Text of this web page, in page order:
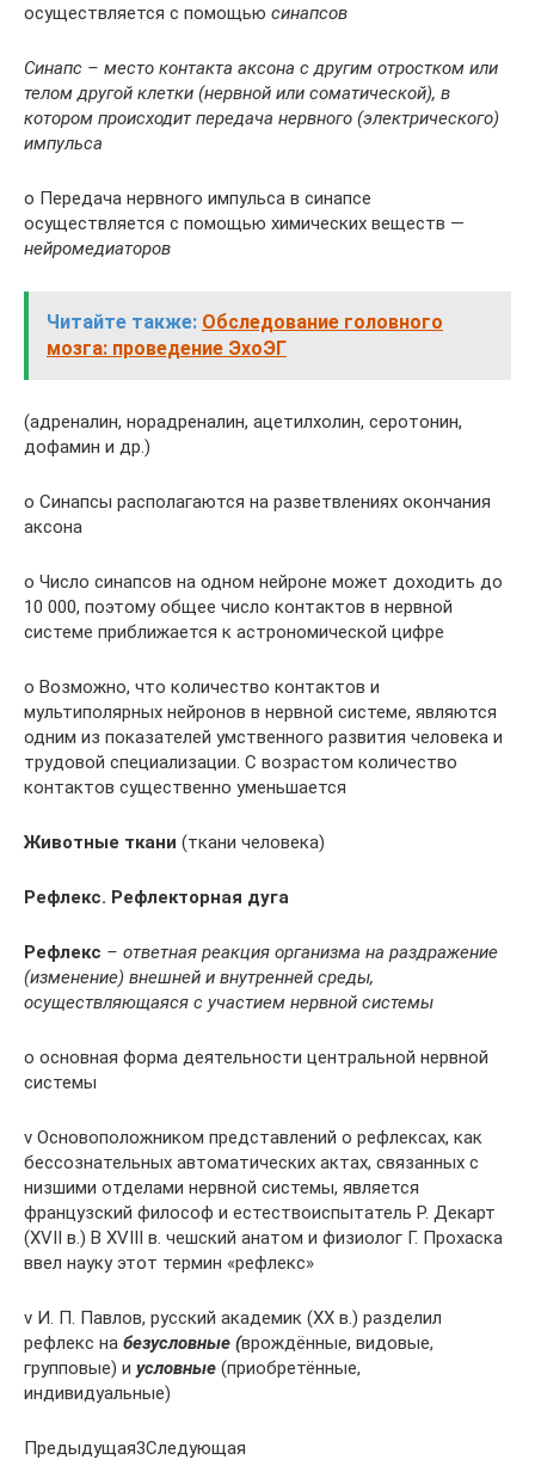
осуществляется с помощью синапсов
Синапс – место контакта аксона с другим отростком или
телом другой клетки (нервной или соматической), в
котором происходит передача нервного (электрического)
импульса
o Передача нервного импульса в синапсе
осуществляется с помощью химических веществ —
нейромедиаторов
Читайте также: Обследование головного
мозга: проведение ЭхоЭГ
(адреналин, норадреналин, ацетилхолин, серотонин,
дофамин и др.)
o Синапсы располагаются на разветвлениях окончания
аксона
o Число синапсов на одном нейроне может доходить до
10 000, поэтому общее число контактов в нервной
системе приближается к астрономической цифре
o Возможно, что количество контактов и
мультиполярных нейронов в нервной системе, являются
одним из показателей умственного развития человека и
трудовой специализации. С возрастом количество
контактов существенно уменьшается
Животные ткани (ткани человека)
Рефлекс. Рефлекторная дуга
Рефлекс – ответная реакция организма на раздражение
(изменение) внешней и внутренней среды,
осуществляющаяся с участием нервной системы
o основная форма деятельности центральной нервной
системы
v Основоположником представлений о рефлексах, как
бессознательных автоматических актах, связанных с
низшими отделами нервной системы, является
французский философ и естествоиспытатель Р. Декарт
(XVII в.) В XVIII в. чешский анатом и физиолог Г. Прохаска
ввел науку этот термин «рефлекс»
v И. П. Павлов, русский академик (XX в.) разделил
рефлекс на безусловные (врождённые, видовые,
групповые) и условные (приобретённые,
индивидуальные)
Предыдущая3Следующая